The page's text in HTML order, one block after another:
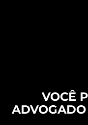
VOCÊ